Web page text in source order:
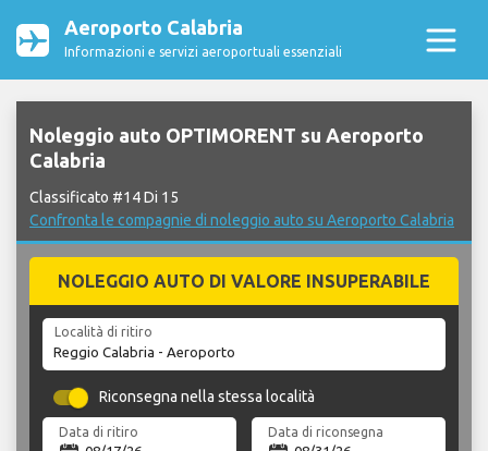
Aeroporto Calabria
Informazioni e servizi aeroportuali essenziali
Noleggio auto OPTIMORENT su Aeroporto
Calabria
Classificato #14 Di 15
Confronta le compagnie di noleggio auto su Aeroporto Calabria
NOLEGGIO AUTO DI VALORE INSUPERABILE
Località di ritiro
Riconsegna nella stessa località
Data di ritiro Data di riconsegna